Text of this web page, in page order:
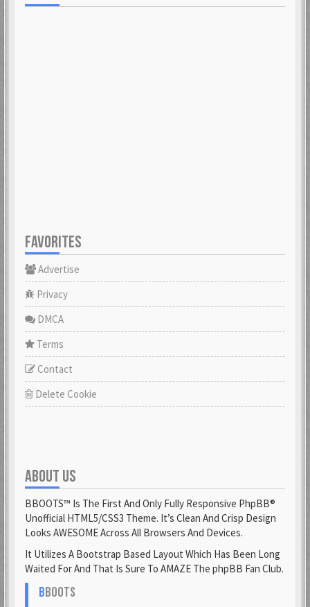
FAVORITES
Advertise
Privacy
DMCA
Terms
Contact
Delete Cookie
ABOUT US
BBOOTS™ Is The First And Only Fully Responsive PhpBB®
Unofficial HTML5/CSS3 Theme. It’s Clean And Crisp Design
Looks AWESOME Across All Browsers And Devices.
It Utilizes A Bootstrap Based Layout Which Has Been Long
Waited For And That Is Sure To AMAZE The phpBB Fan Club.
BBOOTS